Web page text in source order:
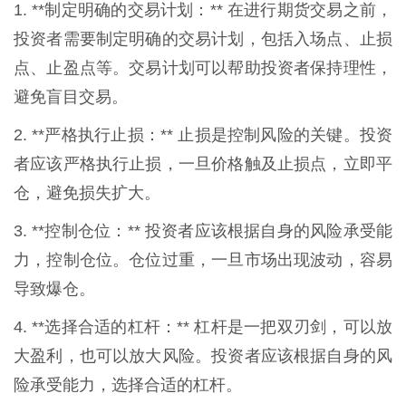
1. **制定明确的交易计划：** 在进行期货交易之前，
投资者需要制定明确的交易计划，包括入场点、止损
点、止盈点等。交易计划可以帮助投资者保持理性，
避免盲目交易。
2. **严格执行止损：** 止损是控制风险的关键。投资
者应该严格执行止损，一旦价格触及止损点，立即平
仓，避免损失扩大。
3. **控制仓位：** 投资者应该根据自身的风险承受能
力，控制仓位。仓位过重，一旦市场出现波动，容易
导致爆仓。
4. **选择合适的杠杆：** 杠杆是一把双刃剑，可以放
大盈利，也可以放大风险。投资者应该根据自身的风
险承受能力，选择合适的杠杆。